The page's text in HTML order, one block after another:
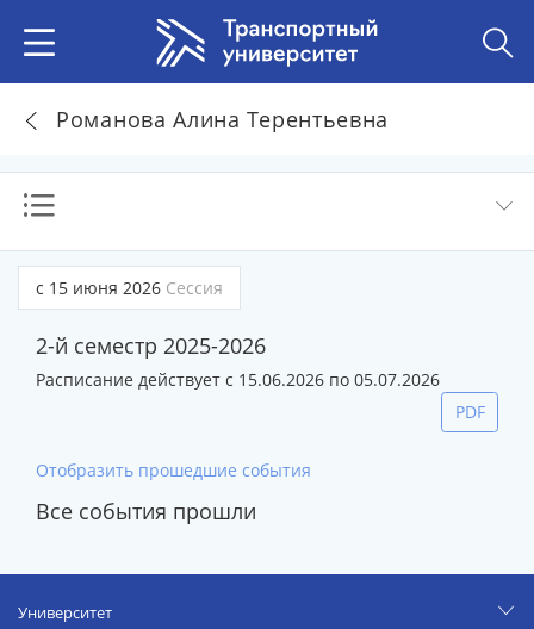
Романова Алина Терентьевна
с 15 июня 2026 Сессия
2-й семестр 2025-2026
Расписание действует с 15.06.2026 по 05.07.2026
PDF
Отобразить прошедшие события
Все события прошли
Университет